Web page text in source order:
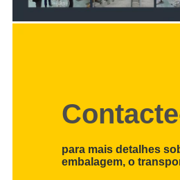
para mais detalhes
embalagem, o